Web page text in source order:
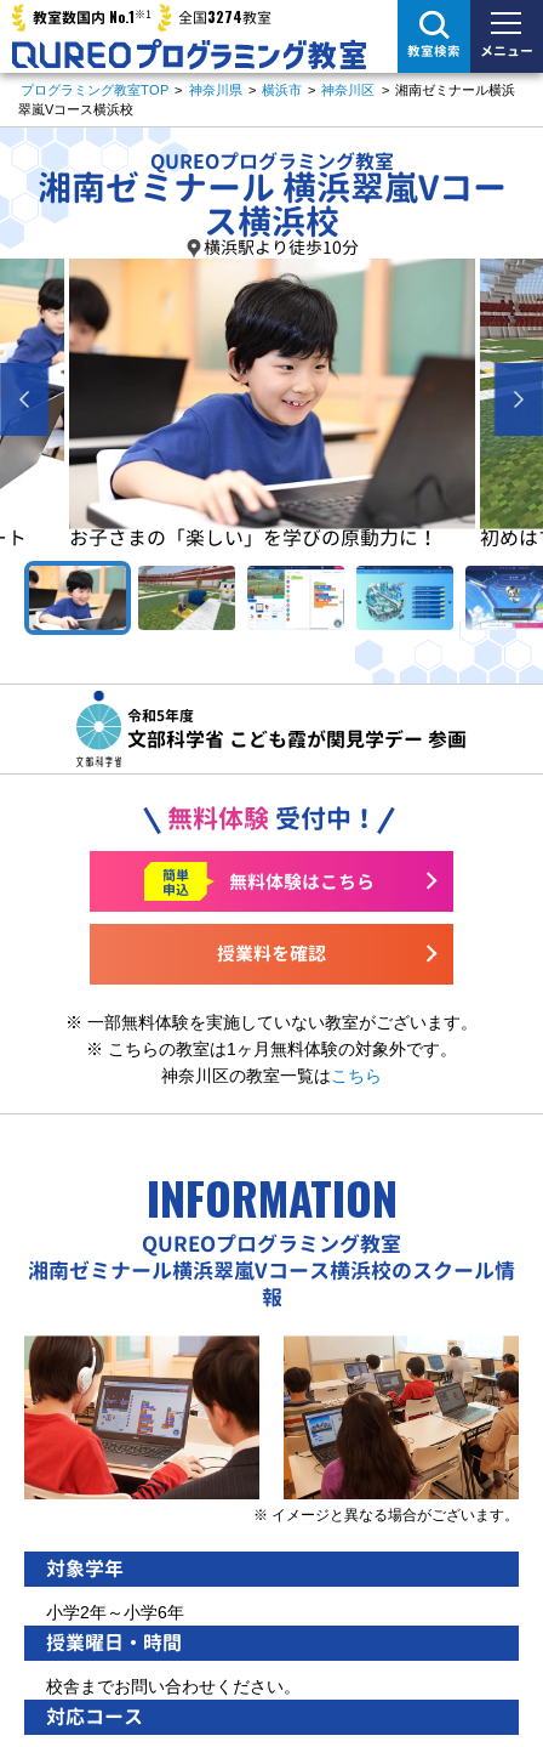
教室数国内 No.1※1 全国3274教室
教室検索 メニュー
プログラミング教室TOP > 神奈川県 > 横浜市 > 神奈川区 > 湘南ゼミナール横浜
翠嵐Vコース横浜校
QUREOプログラミング教室
湘南ゼミナール 横浜翠嵐Vコー
ス横浜校
横浜駅より徒歩10分
！ 初めはマイクラで楽しく基本を学びます 基本
令和5年度
文部科学省 こども霞が関見学デー 参画
無料体験 受付中！
授業料を確認
簡単
申込 無料体験はこちら
※ 一部無料体験を実施していない教室がございます。
※ こちらの教室は1ヶ月無料体験の対象外です。
神奈川区の教室一覧はこちら
INFORMATION
QUREOプログラミング教室
湘南ゼミナール横浜翠嵐Vコース横浜校のスクール情
報
※ イメージと異なる場合がございます。
対象学年
小学2年～小学6年
授業曜日・時間
校舎までお問い合わせください。
対応コース